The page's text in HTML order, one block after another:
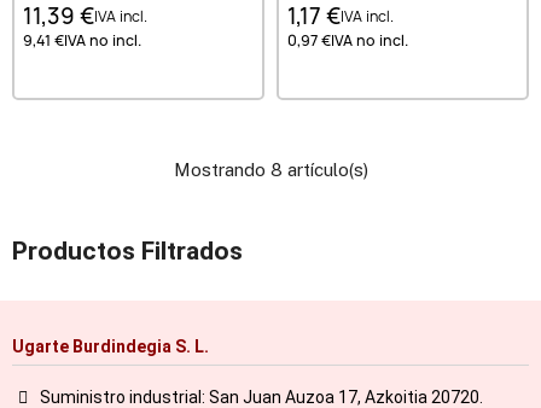
Productos Filtrados
11,39 €IVA incl.
9,41 €IVA no incl.
1,17 €IVA incl.
0,97 €IVA no incl.
Mostrando 8 artículo(s)
Ugarte Burdindegia S. L.
Suministro industrial: San Juan Auzoa 17, Azkoitia 20720.